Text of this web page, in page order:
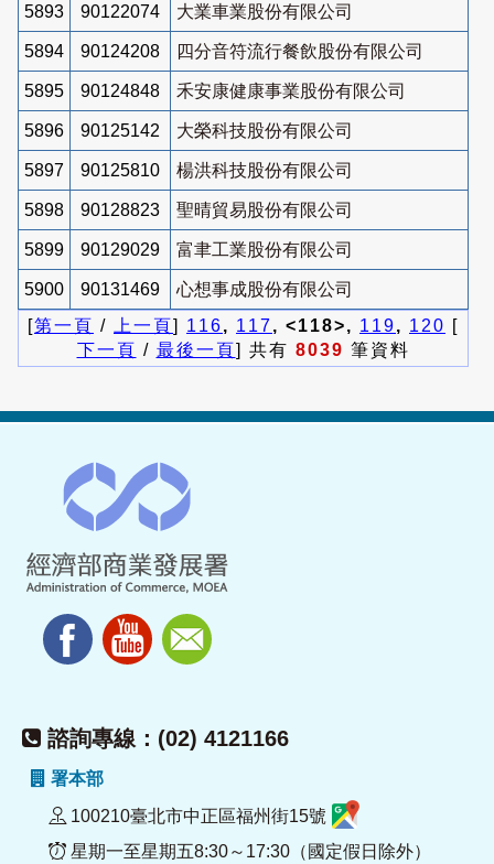
5893 90122074 大業車業股份有限公司
5894 90124208 四分音符流行餐飲股份有限公司
5895 90124848 禾安康健康事業股份有限公司
5896 90125142 大榮科技股份有限公司
5897 90125810 楊洪科技股份有限公司
5898 90128823 聖晴貿易股份有限公司
5899 90129029 富聿工業股份有限公司
5900 90131469
心想事成股份有限公司
[第一頁 / 上一頁] 116, 117, <118>, 119, 120 [
下一頁 / 最後一頁] 共有 8039 筆資料
諮詢專線：(02) 4121166
署本部
100210臺北市中正區福州街15號
星期一至星期五8:30～17:30（國定假日除外）